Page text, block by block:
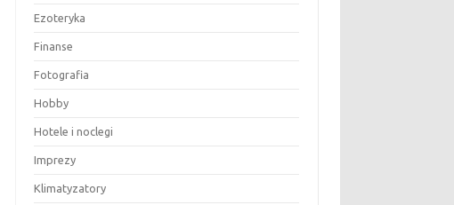
Ezoteryka
Finanse
Fotografia
Hobby
Hotele i noclegi
Imprezy
Klimatyzatory